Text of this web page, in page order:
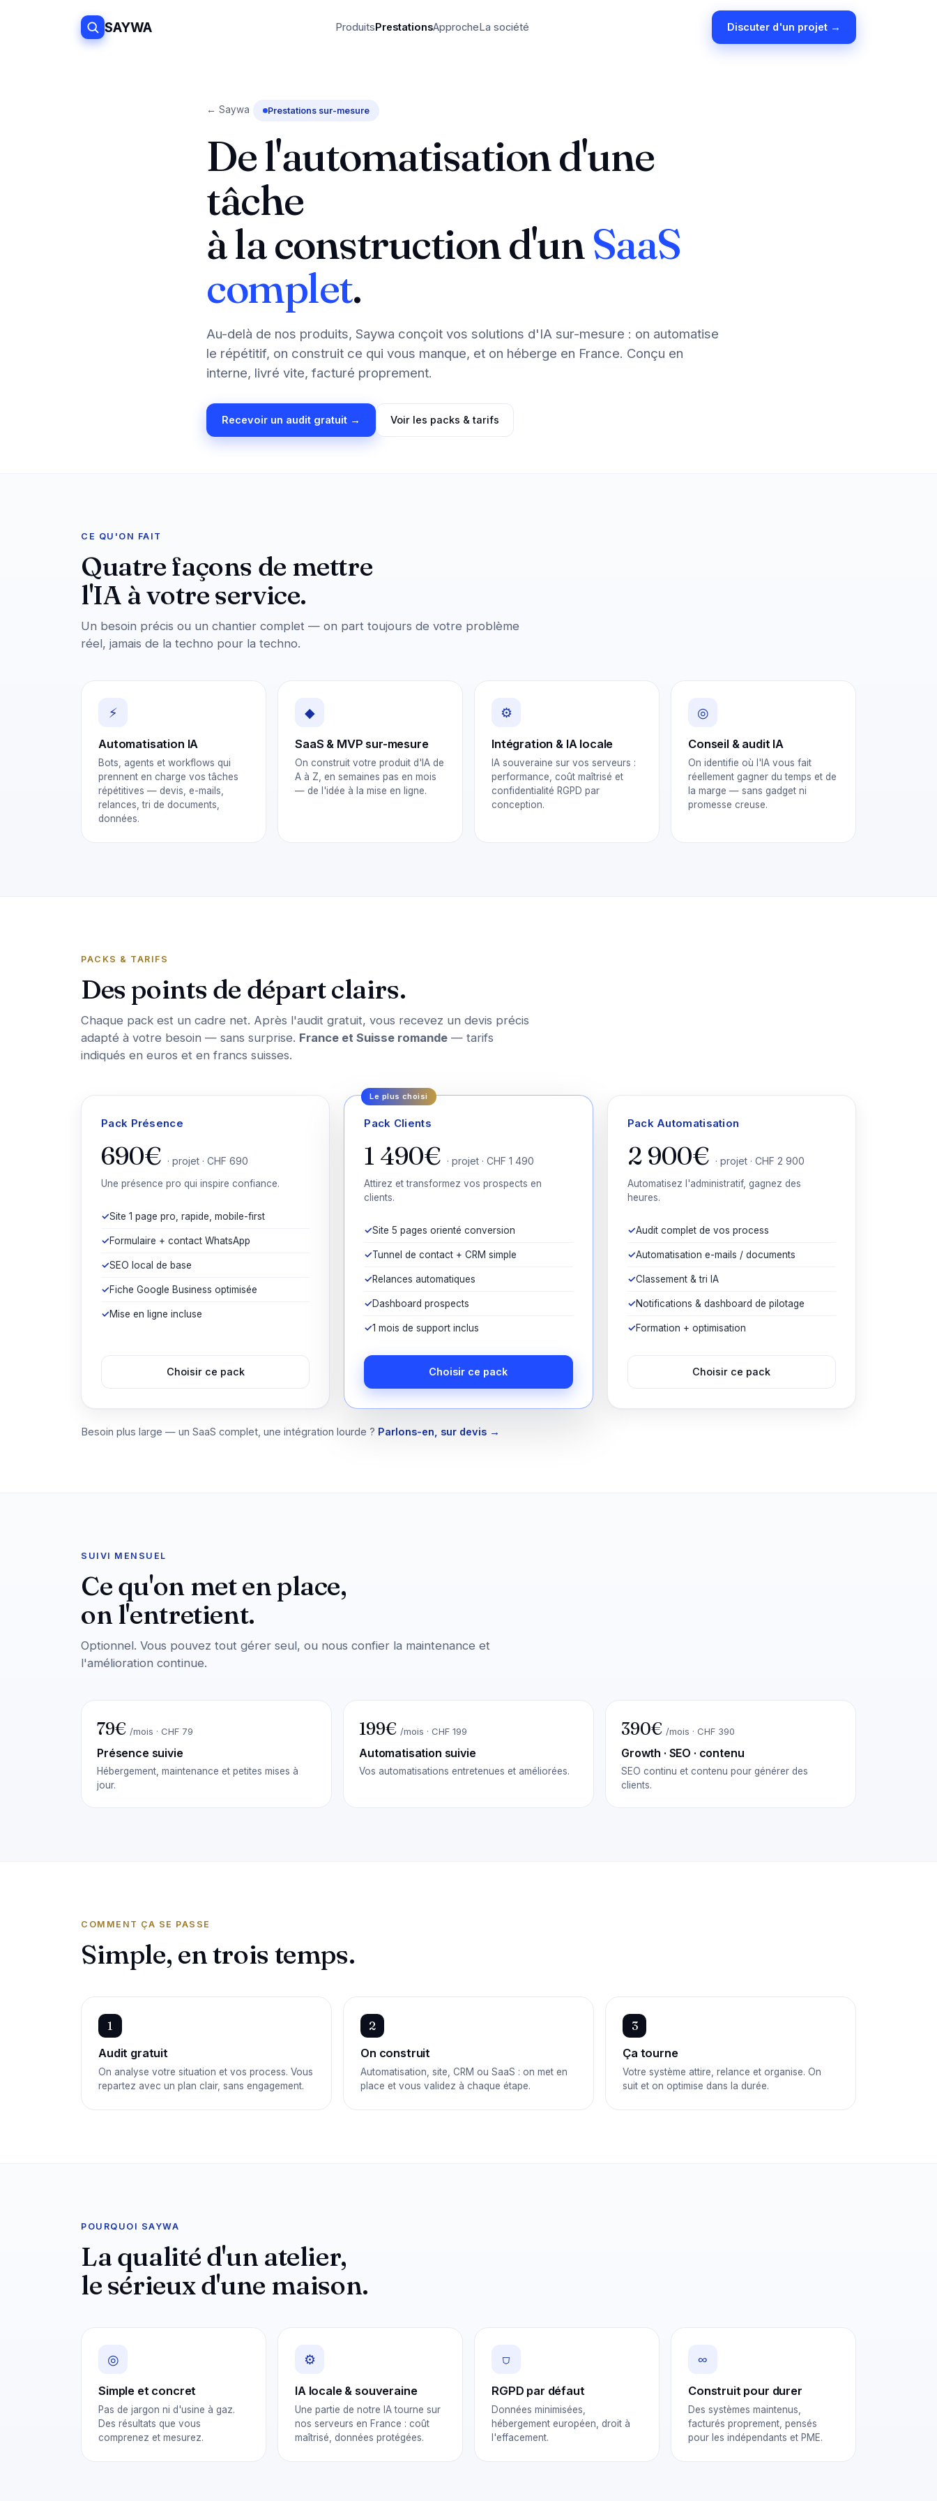
SAYWA ProduitsPrestationsApprocheLa société Discuter d'un projet →
← Saywa Prestations sur-mesure
De l'automatisation d'une
tâche
à la construction d'unSaaS
complet.
Au-delà de nos produits, Saywa conçoit vos solutions d'IA sur-mesure : on automatise
le répétitif, on construit ce qui vous manque, et on héberge en France. Conçu en
interne, livré vite, facturé proprement.
Recevoir un audit gratuit → Voir les packs & tarifs
CE QU'ON FAIT
Quatre façons de mettre
l'IA à votre service.
Un besoin précis ou un chantier complet — on part toujours de votre problème
réel, jamais de la techno pour la techno.
⚡
Automatisation IA
Bots, agents et workflows qui
prennent en charge vos tâches
répétitives — devis, e-mails,
relances, tri de documents,
données.
◆
SaaS & MVP sur-mesure
On construit votre produit d'IA de
A à Z, en semaines pas en mois
— de l'idée à la mise en ligne.
⚙
Intégration & IA locale
IA souveraine sur vos serveurs :
performance, coût maîtrisé et
confidentialité RGPD par
conception.
◎
Conseil & audit IA
On identifie où l'IA vous fait
réellement gagner du temps et de
la marge — sans gadget ni
promesse creuse.
PACKS & TARIFS
Des points de départ clairs.
Chaque pack est un cadre net. Après l'audit gratuit, vous recevez un devis précis
adapté à votre besoin — sans surprise. France et Suisse romande — tarifs
indiqués en euros et en francs suisses.
Pack Présence
690€ · projet · CHF 690
Une présence pro qui inspire confiance.
Site 1 page pro, rapide, mobile-first
Formulaire + contact WhatsApp
SEO local de base
Fiche Google Business optimisée
Mise en ligne incluse
Choisir ce pack
Pack Clients
1 490€ · projet · CHF 1 490
Attirez et transformez vos prospects en
clients.
Site 5 pages orienté conversion
Tunnel de contact + CRM simple
Relances automatiques
Dashboard prospects
1 mois de support inclus
Choisir ce pack
Pack Automatisation
2 900€ · projet · CHF 2 900
Automatisez l'administratif, gagnez des
heures.
Audit complet de vos process
Automatisation e-mails / documents
Classement & tri IA
Notifications & dashboard de pilotage
Formation + optimisation
Choisir ce pack
Besoin plus large — un SaaS complet, une intégration lourde ? Parlons-en, sur devis →
SUIVI MENSUEL
Ce qu'on met en place,
on l'entretient.
Optionnel. Vous pouvez tout gérer seul, ou nous confier la maintenance et
l'amélioration continue.
79€ /mois · CHF 79
Présence suivie
Hébergement, maintenance et petites mises à
jour.
199€ /mois · CHF 199
Automatisation suivie
Vos automatisations entretenues et améliorées.
390€ /mois · CHF 390
Growth · SEO · contenu
SEO continu et contenu pour générer des
clients.
COMMENT ÇA SE PASSE
Simple, en trois temps.
1
Audit gratuit
On analyse votre situation et vos process. Vous
repartez avec un plan clair, sans engagement.
2
On construit
Automatisation, site, CRM ou SaaS : on met en
place et vous validez à chaque étape.
3
Ça tourne
Votre système attire, relance et organise. On
suit et on optimise dans la durée.
POURQUOI SAYWA
La qualité d'un atelier,
le sérieux d'une maison.
◎
Simple et concret
Pas de jargon ni d'usine à gaz.
Des résultats que vous
comprenez et mesurez.
⚙
IA locale & souveraine
Une partie de notre IA tourne sur
nos serveurs en France : coût
maîtrisé, données protégées.
⛉
RGPD par défaut
Données minimisées,
hébergement européen, droit à
l'effacement.
∞
Construit pour durer
Des systèmes maintenus,
facturés proprement, pensés
pour les indépendants et PME.